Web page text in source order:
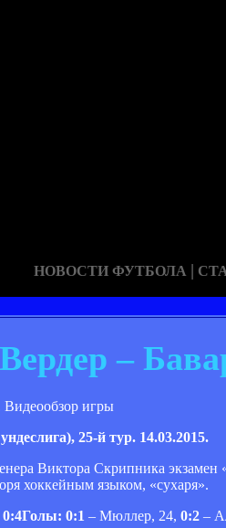
НОВОСТИ ФУТБОЛА |
Вердер –
25-й тур. 14.03.2015.
Виктора Скрипника
хоккейным языком, «сухаря».
0:4Голы: 0:1 – Мюллер, 24, 0:2 –